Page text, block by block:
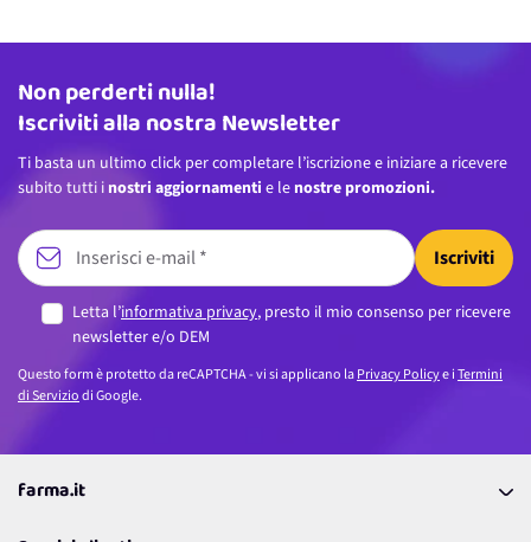
Indirizzo email
Non perderti nulla!
Iscriviti alla nostra Newsletter
Ti basta un ultimo click per completare l’iscrizione e iniziare a ricevere
subito tutti i nostri aggiornamenti e le nostre promozioni.
Iscriviti
Letta l’informativa privacy, presto il mio consenso per ricevere
newsletter e/o DEM
Questo form è protetto da reCAPTCHA - vi si applicano laPrivacy Policye iTermini
di Serviziodi Google.
farma.it